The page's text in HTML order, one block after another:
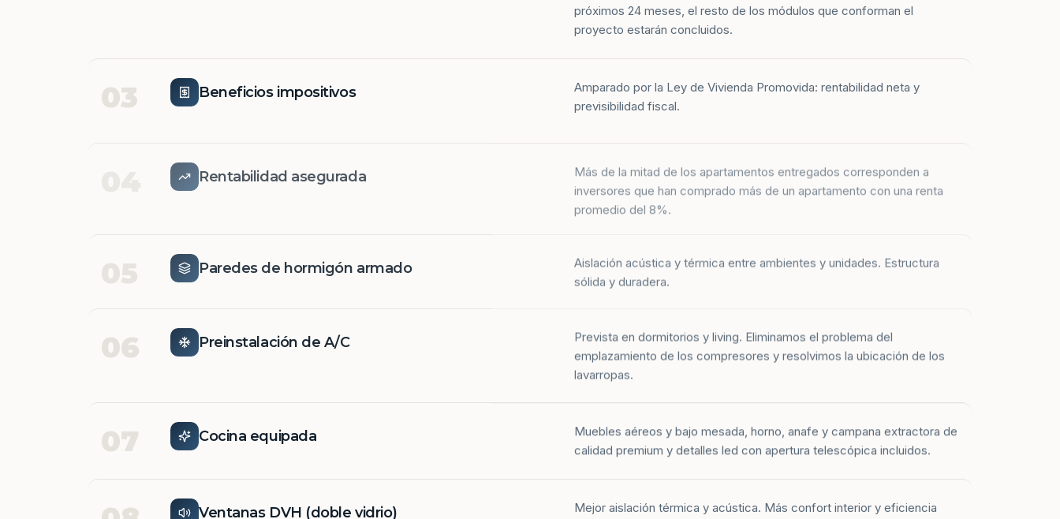
próximos 24 meses, el resto de los módulos que conforman el
proyecto estarán concluidos.
03 Beneficios impositivos
Amparado por la Ley de Vivienda Promovida: rentabilidad neta y
previsibilidad fiscal.
Rentabilidad asegurada
Más de la mitad de los apartamentos entregados corresponden a
inversores que han comprado más de un apartamento con una renta
promedio del 8%.
05 Paredes de hormigón armado
Aislación acústica y térmica entre ambientes y unidades. Estructura
sólida y duradera.
06 Preinstalación de A/C
Prevista en dormitorios y living. Eliminamos el problema del
emplazamiento de los compresores y resolvimos la ubicación de los
lavarropas.
07 Cocina equipada
Muebles aéreos y bajo mesada, horno, anafe y campana extractora de
calidad premium y detalles led con apertura telescópica incluidos.
Ventanas DVH (doble vidrio) Mejor aislación térmica y acústica. Más confort interior y eficiencia